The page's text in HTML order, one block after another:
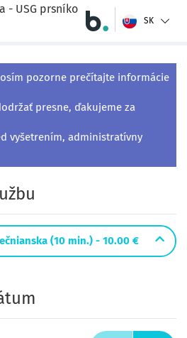
- USG prsníko
SK
pozorne prečítajte informácie
presne, ďakujeme za
vyšetrením, administratívny
(10 min.) - 10.00 €